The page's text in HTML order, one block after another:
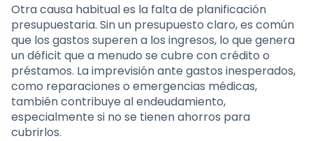
Otra causa habitual es la falta de planificación
presupuestaria. Sin un presupuesto claro, es común
que los gastos superen a los ingresos, lo que genera
un déficit que a menudo se cubre con crédito o
préstamos. La imprevisión ante gastos inesperados,
como reparaciones o emergencias médicas,
también contribuye al endeudamiento,
especialmente si no se tienen ahorros para
cubrirlos.